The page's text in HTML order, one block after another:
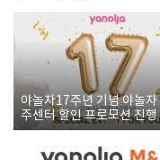
야놀자17주년 기념 야놀자
주센터 할인 프로모션 진행